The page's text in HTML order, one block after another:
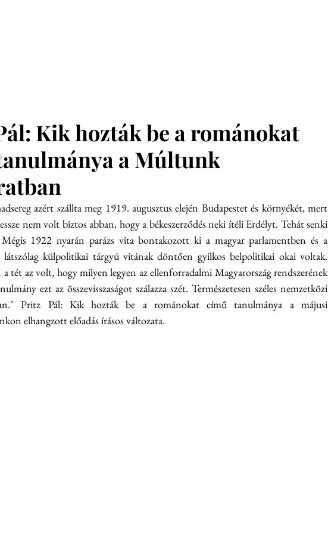
Kik hozták be a románokat
a Múltunk
azért szállta meg 1919. augusztus elején Budapestet és környékét, mert
nem volt biztos abban, hogy a békeszerződés neki ítéli Erdélyt. Tehát senki
1922 nyarán parázs vita bontakozott ki a magyar parlamentben és a
külpolitikai tárgyú vitának döntően gyilkos belpolitikai okai voltak.
a tét az volt, hogy milyen legyen az ellenforradalmi Magyarország rendszerének
ezt az összevisszaságot szálazza szét. Természetesen széles nemzetközi
Pritz Pál: Kik hozták be a románokat című tanulmánya a májusi
elhangzott előadás írásos változata.